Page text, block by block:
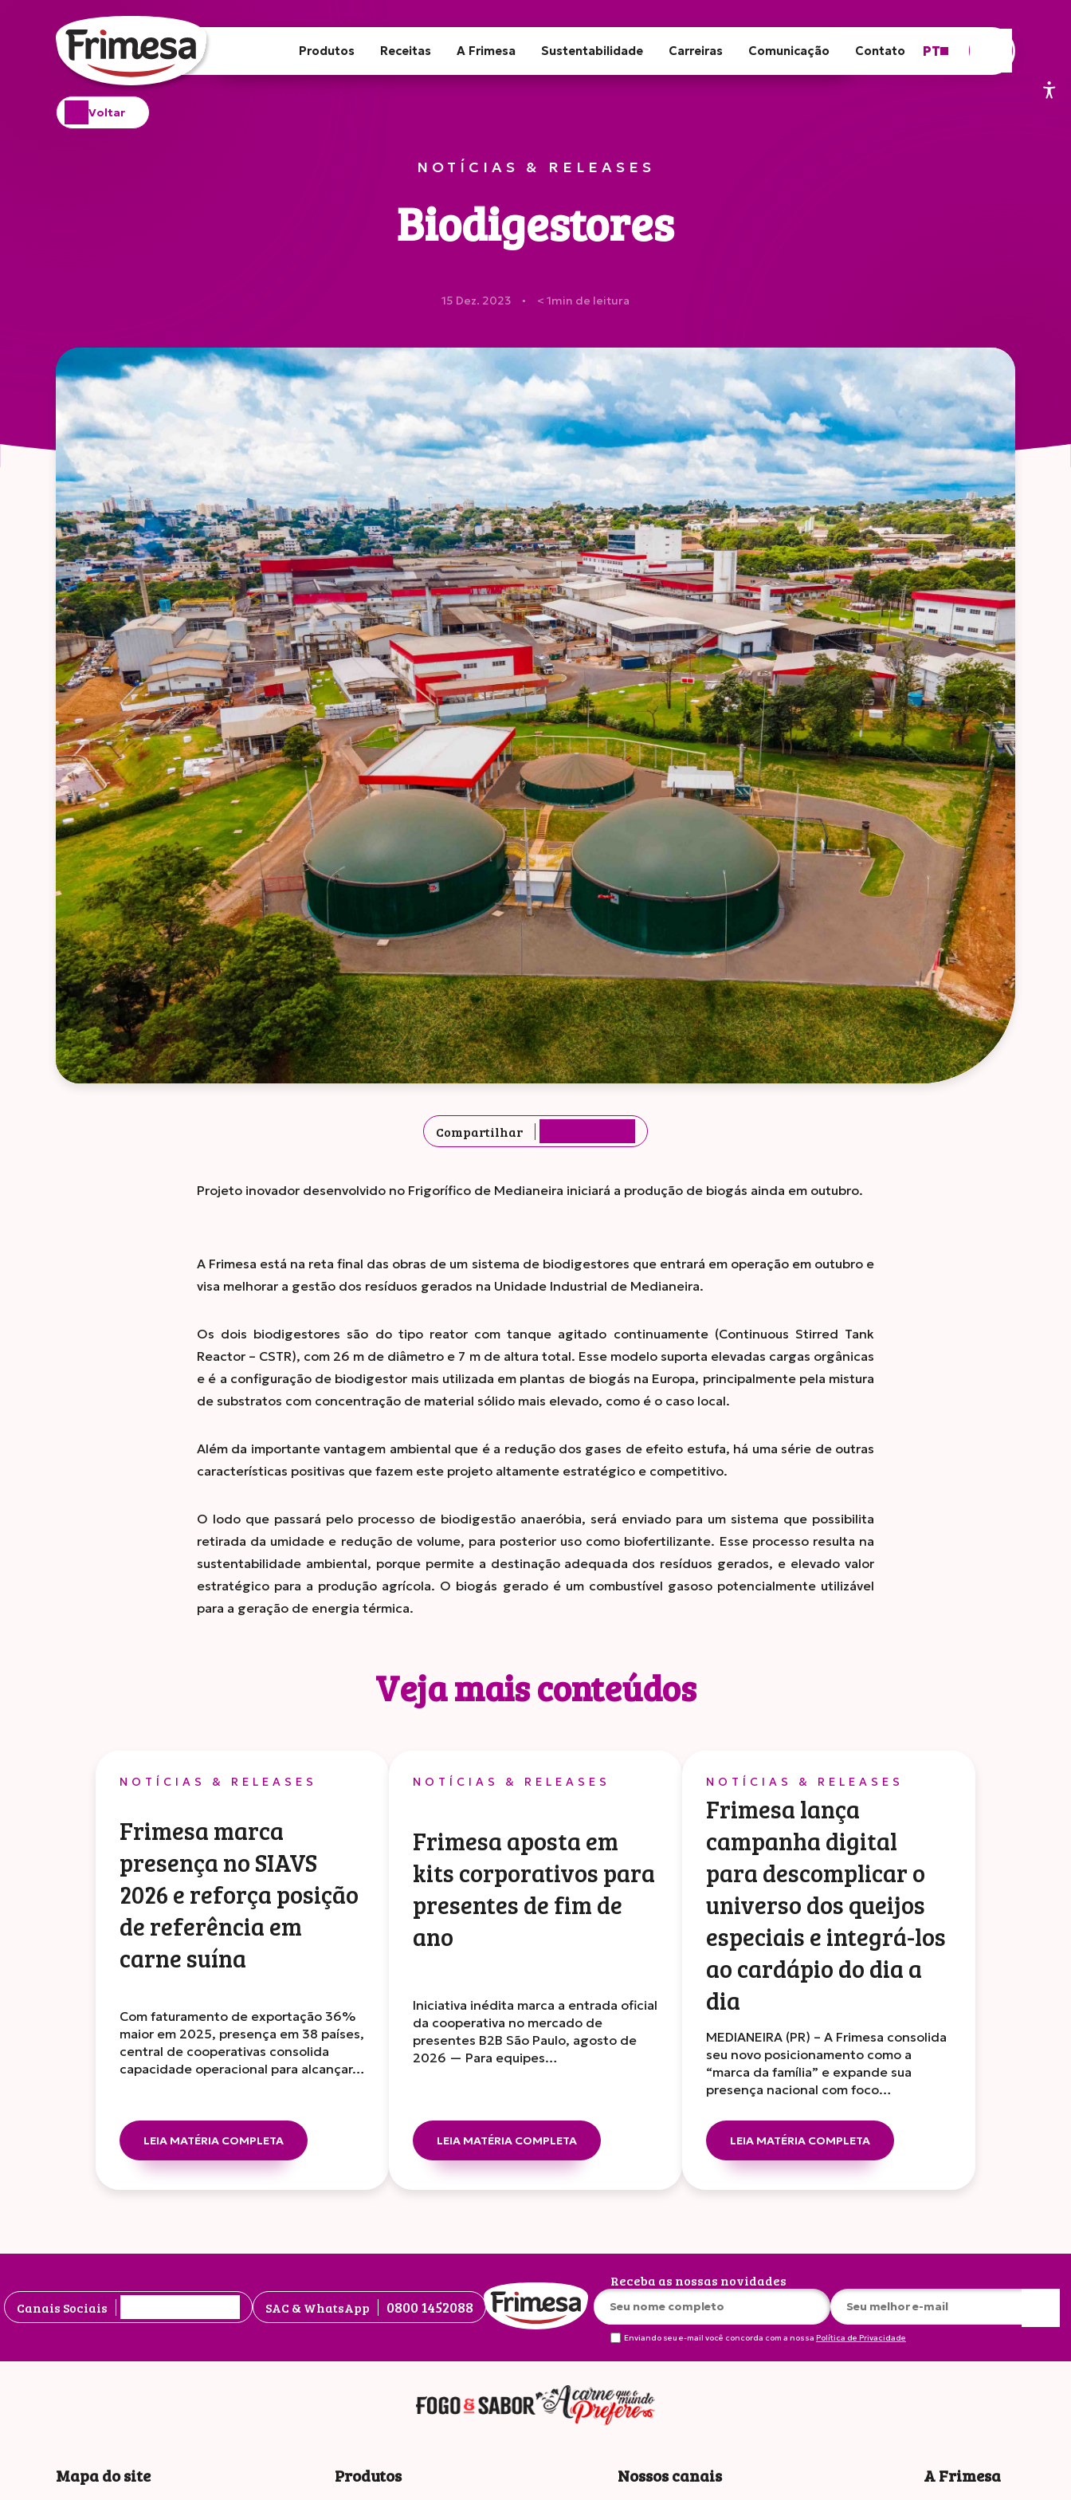
Produtos Receitas A Frimesa Sustentabilidade Carreiras Comunicação Contato PT
Voltar
NOTÍCIAS & RELEASES
Biodigestores
15 Dez. 2023 ● < 1min de leitura
Compartilhar
Projeto inovador desenvolvido no Frigorífico de Medianeira iniciará a produção de biogás ainda em outubro.
A Frimesa está na reta final das obras de um sistema de biodigestores que entrará em operação em outubro e
visa melhorar a gestão dos resíduos gerados na Unidade Industrial de Medianeira.
Os dois biodigestores são do tipo reator com tanque agitado continuamente (Continuous Stirred Tank
Reactor – CSTR), com 26 m de diâmetro e 7 m de altura total. Esse modelo suporta elevadas cargas orgânicas
e é a configuração de biodigestor mais utilizada em plantas de biogás na Europa, principalmente pela mistura
de substratos com concentração de material sólido mais elevado, como é o caso local.
Além da importante vantagem ambiental que é a redução dos gases de efeito estufa, há uma série de outras
características positivas que fazem este projeto altamente estratégico e competitivo.
O lodo que passará pelo processo de biodigestão anaeróbia, será enviado para um sistema que possibilita
retirada da umidade e redução de volume, para posterior uso como biofertilizante. Esse processo resulta na
sustentabilidade ambiental, porque permite a destinação adequada dos resíduos gerados, e elevado valor
estratégico para a produção agrícola. O biogás gerado é um combustível gasoso potencialmente utilizável
para a geração de energia térmica.
Veja mais conteúdos
NOTÍCIAS & RELEASES
Frimesa marca
presença no SIAVS
2026 e reforça posição
de referência em
carne suína
Com faturamento de exportação 36%
maior em 2025, presença em 38 países,
central de cooperativas consolida
capacidade operacional para alcançar…
LEIA MATÉRIA COMPLETA
NOTÍCIAS & RELEASES
Frimesa aposta em
kits corporativos para
presentes de fim de
ano
Iniciativa inédita marca a entrada oficial
da cooperativa no mercado de
presentes B2B São Paulo, agosto de
2026 — Para equipes…
LEIA MATÉRIA COMPLETA
NOTÍCIAS & RELEASES
Frimesa lança
campanha digital
para descomplicar o
universo dos queijos
especiais e integrá-los
ao cardápio do dia a
dia
MEDIANEIRA (PR) – A Frimesa consolida
seu novo posicionamento como a
“marca da família” e expande sua
presença nacional com foco…
LEIA MATÉRIA COMPLETA
Canais Sociais SAC & WhatsApp 0800 1452088
Receba as nossas novidades
Enviando seu e-mail você concorda com a nossa Política de Privacidade
Mapa do site Produtos Nossos canais A Frimesa